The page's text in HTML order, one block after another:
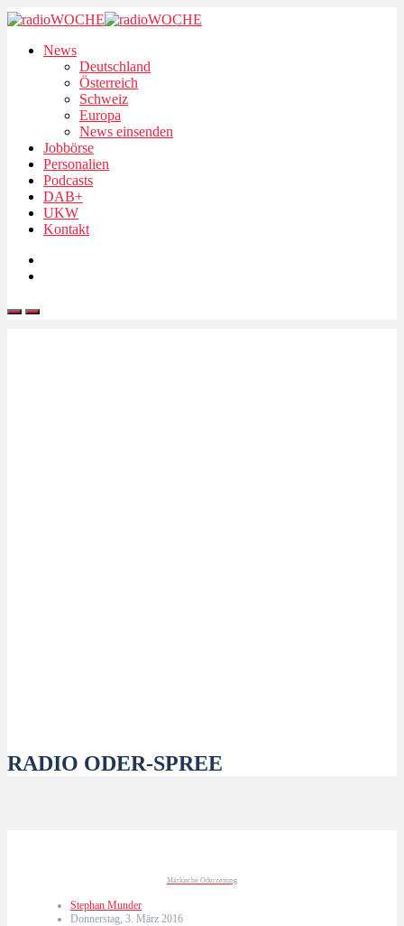
News
Deutschland
Österreich
Schweiz
Europa
News einsenden
Jobbörse
Personalien
Podcasts
DAB+
UKW
Kontakt
RADIO ODER-SPREE
Märkische Oderzeitung
Stephan Munder
Donnerstag, 3. März 2016